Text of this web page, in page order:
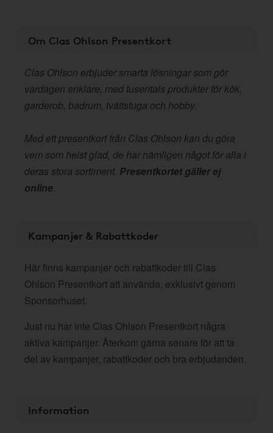
Om Clas Ohlson Presentkort
Clas Ohlson erbjuder smarta lösningar som gör
vardagen enklare, med tusentals produkter för kök,
garderob, badrum, tvättstuga och hobby.
Med ett presentkort från Clas Ohlson kan du göra
vem som helst glad, de har nämligen något för alla i
deras stora sortiment. Presentkortet gäller ej
online.
Kampanjer & Rabattkoder
Här finns kampanjer och rabattkoder till Clas
Ohlson Presentkort att använda, exklusivt genom
Sponsorhuset.
Just nu har inte Clas Ohlson Presentkort några
aktiva kampanjer. Återkom gärna senare för att ta
del av kampanjer, rabattkoder och bra erbjudanden.
Information